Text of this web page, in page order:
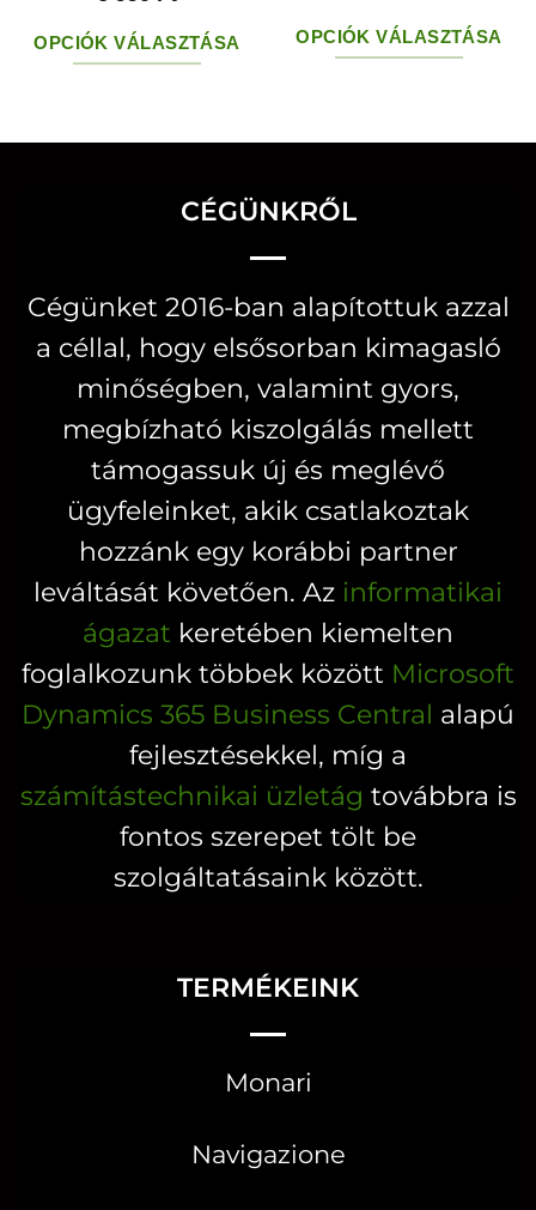
OPCIÓK VÁLASZTÁSA
terméknek
variációja
változatok
a
termékoldalon
választhatók
ki
OPCIÓK VÁLASZTÁSA
terméknek
változatok
a
választhatók
ki
CÉGÜNKRŐL
Cégünket 2016-ban alapítottuk azzal
a céllal, hogy elsősorban kimagasló
minőségben, valamint gyors,
megbízható kiszolgálás mellett
támogassuk új és meglévő
ügyfeleinket, akik csatlakoztak
hozzánk egy korábbi partner
leváltását követően. Az informatikai
ágazat keretében kiemelten
foglalkozunk többek között Microsoft
Dynamics 365 Business Central alapú
fejlesztésekkel, míg a
számítástechnikai üzletág továbbra is
fontos szerepet tölt be
szolgáltatásaink között.
TERMÉKEINK
Monari
Navigazione